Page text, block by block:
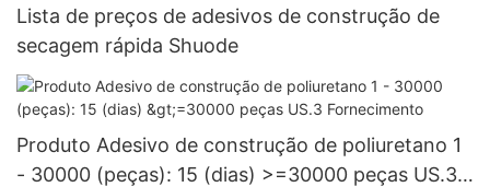
Lista de preços de adesivos de construção de
secagem rápida Shuode
Produto Adesivo de construção de poliuretano 1
- 30000 (peças): 15 (dias) >=30000 peças US.3